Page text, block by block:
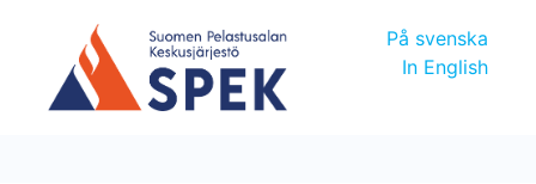
På svenska
In English